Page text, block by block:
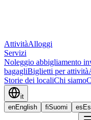
AttivitàAlloggi
Servizi
Noleggio abbigliamento
bagagliBiglietti per attività
Storie dei localiChi siamo
it
enEnglish fiSuomi es